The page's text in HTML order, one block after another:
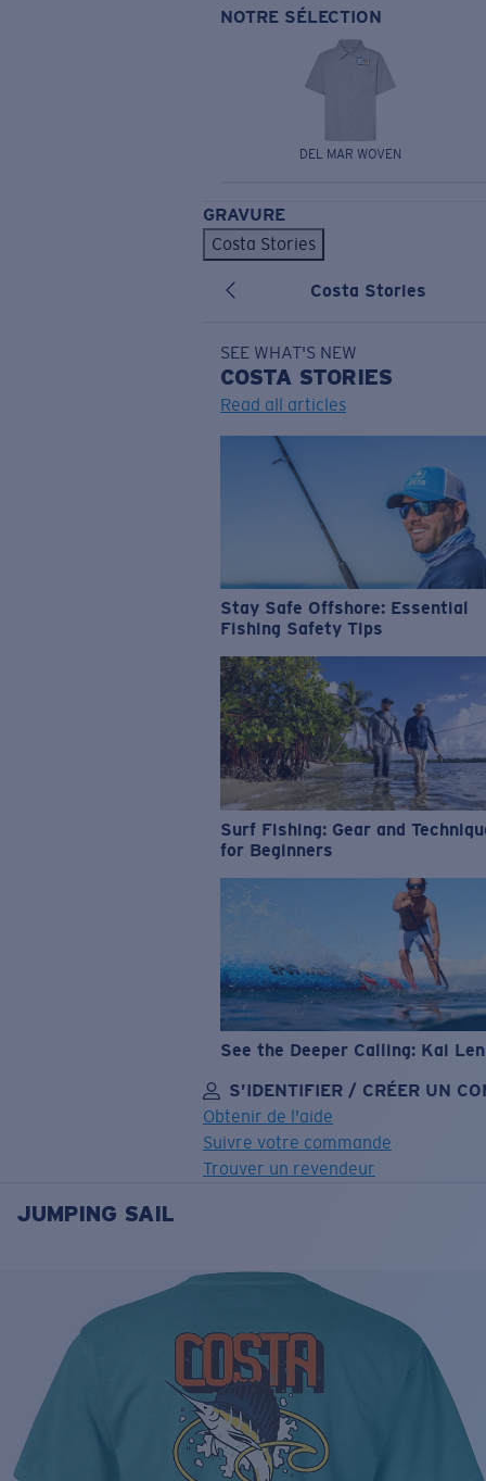
NOTRE SÉLECTION
DEL MAR WOVEN
GRAVURE
Costa Stories
Costa Stories
SEE WHAT'S NEW
COSTA STORIES
Read all articles
Stay Safe Offshore: Essential
Fishing Safety Tips
Surf Fishing: Gear and
for Beginners
See the Deeper Calling: Kai
S’IDENTIFIER / CRÉER UN
Obtenir de l'aide
Suivre votre commande
Trouver un revendeur
OBJECTIF MIS À JOUR
Prix :
Quantité:
Prix : Gratuit
Quantité:
JUMPING SAIL